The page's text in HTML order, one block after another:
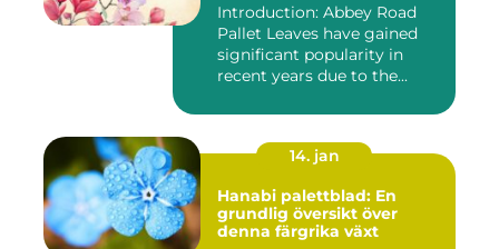
Introduction: Abbey Road
Pallet Leaves have gained
significant popularity in
recent years due to the...
14. jan
Hanabi palettblad: En
grundlig översikt över
denna färgrika växt